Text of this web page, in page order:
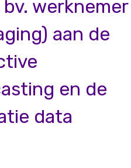
werknemer
aan de
en de
data